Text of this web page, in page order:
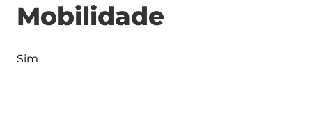
Mobilidade
Sim